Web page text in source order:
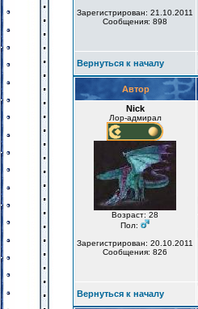
Зарегистрирован: 21.10.2011
Сообщения: 898
Вернуться к началу
Автор
Nick
Лор-адмирал
Возраст: 28
Пол:
Зарегистрирован: 20.10.2011
Сообщения: 826
Вернуться к началу